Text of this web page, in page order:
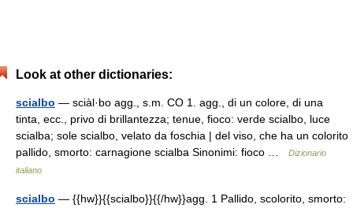
Look at other dictionaries:
scialbo — sciàl·bo agg., s.m. CO 1. agg., di un colore, di una
tinta, ecc., privo di brillantezza; tenue, fioco: verde scialbo, luce
scialba; sole scialbo, velato da foschia | del viso, che ha un colorito
pallido, smorto: carnagione scialba Sinonimi: fioco …
Dizionario
italiano
scialbo — {{hw}}{{scialbo}}{{/hw}}agg. 1 Pallido, scolorito, smorto: